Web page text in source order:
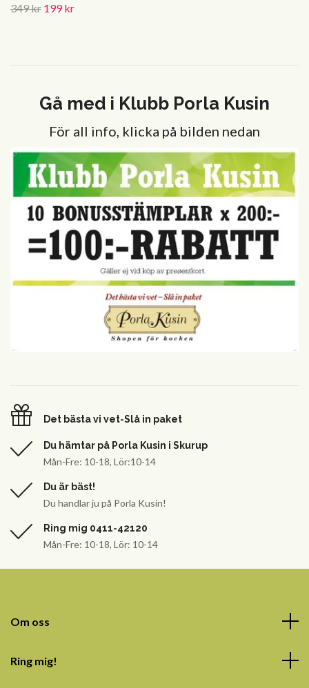
349 kr 199 kr
Gå med i Klubb Porla Kusin
För all info, klicka på bilden nedan
Det bästa vi vet-Slå in paket
Du hämtar på Porla Kusin i Skurup
Mån-Fre: 10-18, Lör:10-14
Du är bäst!
Du handlar ju på Porla Kusin!
Ring mig 0411-42120
Mån-Fre: 10-18, Lör: 10-14
Om oss
Ring mig!